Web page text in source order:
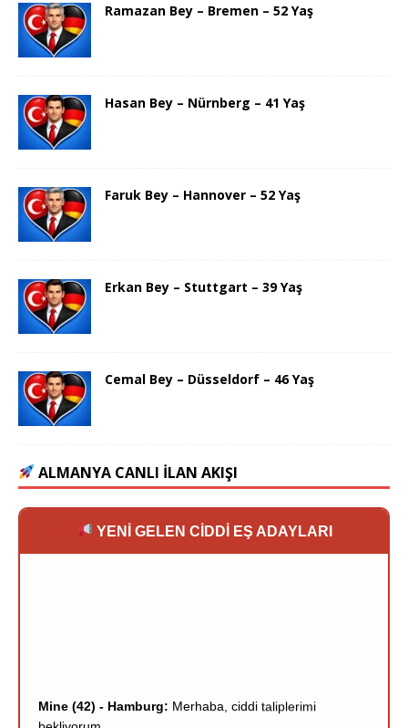
Ramazan Bey – Bremen – 52 Yaş
Hasan Bey – Nürnberg – 41 Yaş
Faruk Bey – Hannover – 52 Yaş
Erkan Bey – Stuttgart – 39 Yaş
Cemal Bey – Düsseldorf – 46 Yaş
ALMANYA CANLI İLAN AKIŞI
YENİ GELEN CİDDİ EŞ ADAYLARI
Murat (38) - Berlin:
Dürüstlük ve sadakat her şeyden